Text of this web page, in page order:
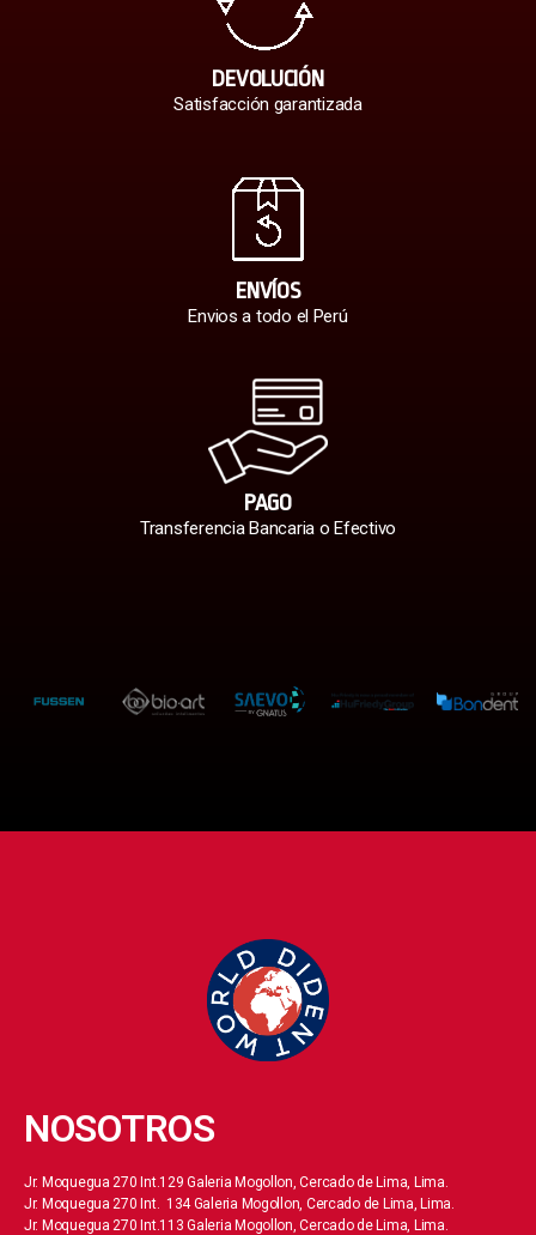
DEVOLUCIÓN
Satisfacción garantizada
ENVÍOS
Envios a todo el Perú
PAGO
Transferencia Bancaria o Efectivo
NOSOTROS
Jr. Moquegua 270 Int.129 Galeria Mogollon, Cercado de Lima, Lima.
Jr. Moquegua 270 Int. 134 Galeria Mogollon, Cercado de Lima, Lima.
Jr. Moquegua 270 Int.113 Galeria Mogollon, Cercado de Lima, Lima.